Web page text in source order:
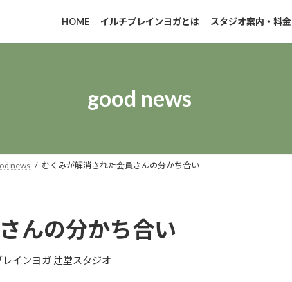
HOME イルチブレインヨガとは スタジオ案内・料金
good news
news むくみが解消された会員さんの分かち合い
んの分かち合い
レインヨガ 辻堂スタジオ